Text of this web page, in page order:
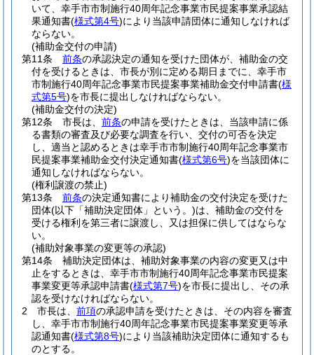
いて、幸手市市制施行40周年記念事業市民提案事業承認結
果通知書(様式第4号)により当該申請団体に通知しなければ
ならない。
(補助金交付の申請)
第11条
前条の承認決定の通知を受けた団体が、補助金の交
付を受けるときは、市長が別に定める期日までに、幸手市
市制施行40周年記念事業市民提案事業補助金交付申請書(様
式第5号)を市長に提出しなければならない。
(補助金交付の決定)
第12条
市長は、 前条の申請を受けたときは、当該申請に係
る書類の審査及び必要な調査を行い、交付の可否を決定
し、適当と認めるときは幸手市市制施行40周年記念事業市
民提案事業補助金交付決定通知書(様式第6号)を当該団体に
通知しなければならない。
(権利譲渡の禁止)
第13条
前条の決定通知書により補助金の交付決定を受けた
団体(以下「補助決定団体」という。)は、補助金の交付を
受ける権利を第三者に譲渡し、又は担保に供してはならな
い。
(補助対象事業の変更等の承認)
第14条
補助決定団体は、補助対象事業の内容の変更又は中
止をするときは、幸手市市制施行40周年記念事業市民提案
事業変更等承認申請書(様式第7号)を市長に提出し、その承
認を受けなければならない。
2
市長は、 前項の承認申請を受けたときは、その内容を審査
し、幸手市市制施行40周年記念事業市民提案事業変更等承
認通知書(様式第8号)により当該補助決定団体に通知するも
のとする。